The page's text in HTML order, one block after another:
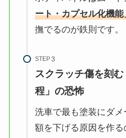
ート・カプセル化機能
撫でるのが鉄則です。
STEP
スクラッチ傷を刻
程」の恐怖
洗車で最も塗装にダ
額を下げる原因を作る